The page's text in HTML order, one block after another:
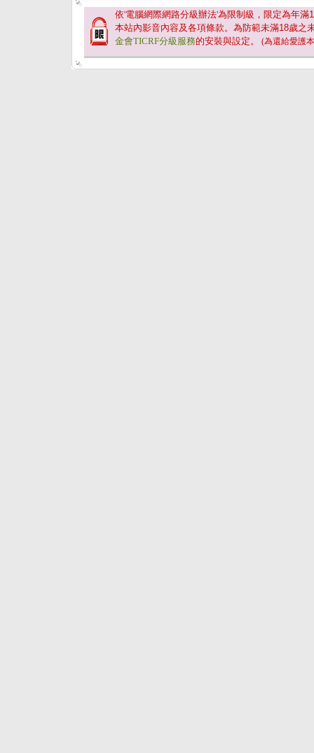
依'電腦網際網路分級辦法'為限制級，限定為年滿
本站內影音內容及各項條款。為防範未滿18歲之
金會TICRF分級服務的安裝與設定。 (為還給愛護